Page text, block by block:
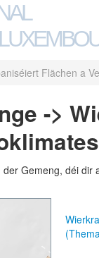
Flächen a
->
Gemeng, déi